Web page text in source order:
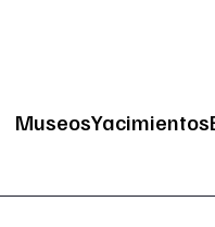
Navegación
MuseosYacimientos